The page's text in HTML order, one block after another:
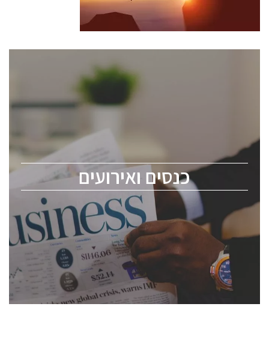
כנסים ואירועים
כנסים ואירועים
לכל העוסקים בתעשיית הסמיקונדקטור כולל מהנדסים,
ChipEx2026 will be held on May 12-13, 2026. The
conference is intended for everyone involved in the
semiconductor industry, including engineers,
professional experts, and senior executives.
לחץ לפרטים